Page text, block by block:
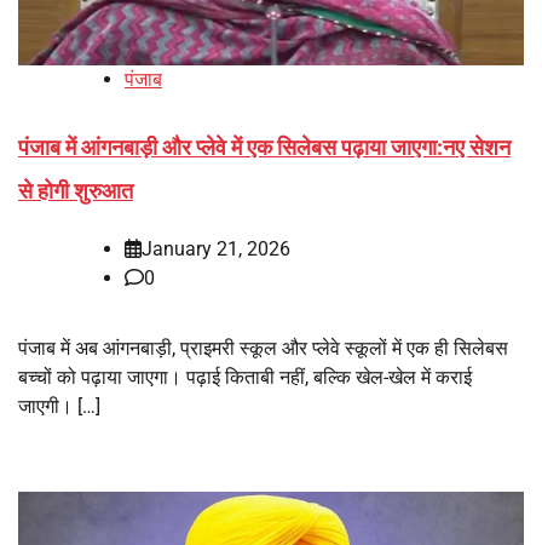
पंजाब
पंजाब में आंगनबाड़ी और प्लेवे में एक सिलेबस पढ़ाया जाएगा:नए सेशन
से होगी शुरुआत
January 21, 2026
0
पंजाब में अब आंगनबाड़ी, प्राइमरी स्कूल और प्लेवे स्कूलों में एक ही सिलेबस
बच्चों को पढ़ाया जाएगा। पढ़ाई किताबी नहीं, बल्कि खेल-खेल में कराई
जाएगी। […]